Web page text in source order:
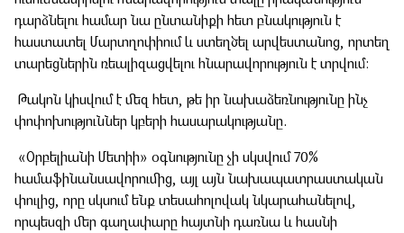
შექმენი კულტურულ სივრცეები, განავითარე
კრეატიულობა შენს თემში
გაეცი მეტი
თქვენი მხარდაჭერით შევძლებთ მეტი
უზრუნველყოფას
ყველა ინიციატივა
դարձնելու համար նա ընտանիքի հետ բնակություն է
հաստատել Մարտղոփիում և ստեղծել արվեստանոց, որտեղ
տարեցներին ռեալիզացվելու հնարավորություն է տրվում։
Թակոն կիսվում է մեզ հետ, թե իր նախաձեռնությունը ինչ
փոփոխություններ կբերի հասարակությանը.
«Օրբելիանի Մետիի» օգնությունը չի սկսվում 70%
համաֆինանսավորումից, այլ այն նախապատրաստական
փուլից, որը սկսում ենք տեսահոլովակ նկարահանելով,
որպեսզի մեր գաղափարը հայտնի դառնա և հասնի